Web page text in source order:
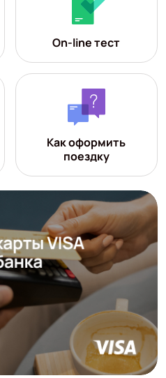
On-line тест
Как оформить
поездку